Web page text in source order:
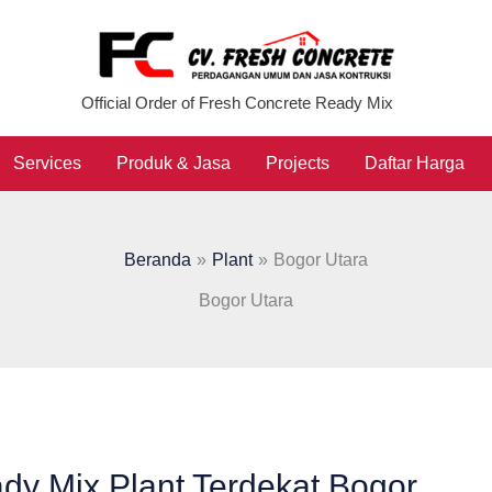
Official Order of Fresh Concrete Ready Mix
Services Produk & Jasa Projects Daftar Harga
Beranda Plant Bogor Utara
Bogor Utara